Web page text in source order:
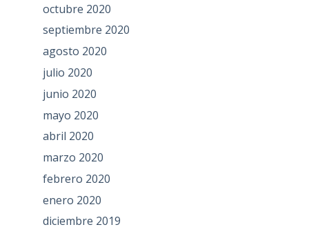
octubre 2020
septiembre 2020
agosto 2020
julio 2020
junio 2020
mayo 2020
abril 2020
marzo 2020
febrero 2020
enero 2020
diciembre 2019